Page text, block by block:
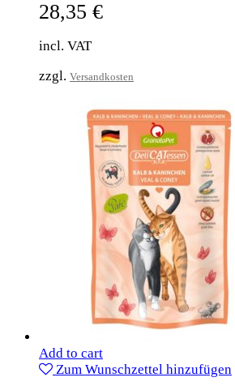
28,35 €
incl. VAT
zzgl. Versandkosten
Add to cart
Zum Wunschzettel hinzufügen